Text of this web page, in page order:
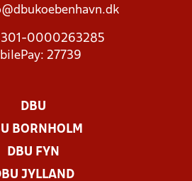
0000263285
27739
DBU
BORNHOLM
DBU FYN
JYLLAND